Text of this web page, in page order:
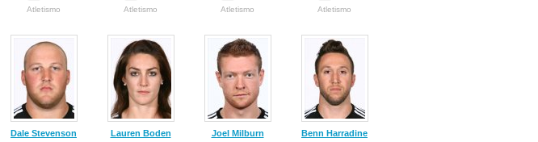
Atletismo Atletismo Atletismo Atletismo
Dale Stevenson
Lauren Boden
Joel Milburn
Benn Harradine